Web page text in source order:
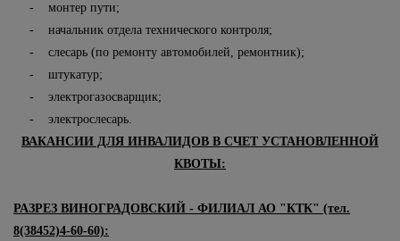
- монтер пути;
- начальник отдела технического контроля;
- слесарь (по ремонту автомобилей, ремонтник);
- штукатур;
- электрогазосварщик;
- электрослесарь.
ВАКАНСИИ ДЛЯ ИНВАЛИДОВ В СЧЕТ УСТАНОВЛЕННОЙ
КВОТЫ:
РАЗРЕЗ ВИНОГРАДОВСКИЙ - ФИЛИАЛ АО "КТК" (тел.
8(38452)4-60-60):